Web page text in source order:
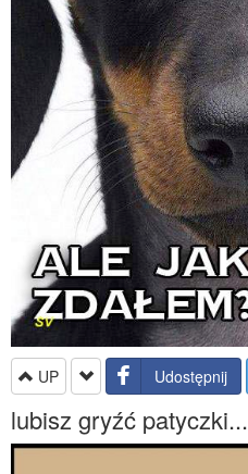
UP Udostępnij
lubisz gryźć patyczki...